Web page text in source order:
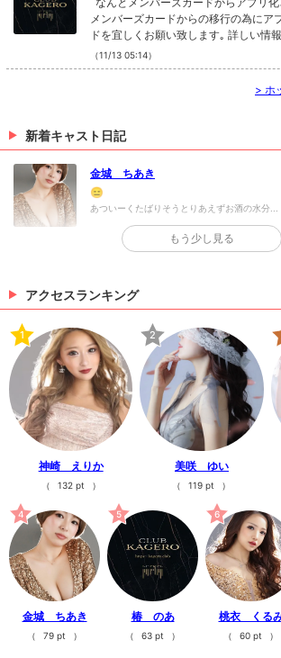
ステムなどたくさんございます❗️❗️一
は全額日払い制になっており体験時の
0,000円⭐️ 只今CLUB KAGERO
方・経験者の方ともに積極的に採用中
く夜職をしたことがない未経験の女の
レンジしたい女の子わからないことだ
面やシフトなど働きやすい環境だと自
当店にしかないSSコンシェルジュシス
❗️❗️（未経験だけど夜職に興味がある
やすいお店を探している子）(副業でお
（夜の時間を有効活用したい子）（今
ている子、悩んでいる子ぜひCLUB
へ❗️❗️気になった方、質問等は★求
間受付対応しておりますので皆様のご
MSでもOK)
メンバーズカードからの移行の為にア
ドを宜しくお願い致します｡ 詳しい情
embers.com/about.htmlをご覧ください❗️ 今ま
用されていたメンバーズカードがご利
ました。メンバーズカードの代わりに
Androidにも対応しております❗️アプ
来店時に店舗スタッフから詳しくご説
ってあるポイントを加入したアプリへ
可能でございます❗️アプリ加入時に、
トを移行する事も可能でございます❗️
スト情報や店舗情報も更新しており随
けます❗️アプリへのご加入いただけれ
（11/13 05:14）
> ホ
新着キャスト日記
金城 ちあき
😑
あついーくたばりそうとりあえずお酒の水分...
もう少し見る
アクセスランキング
1
神崎 えりか
（ 132 pt ）
2
美咲 ゆい
（ 119 pt ）
4
金城 ちあき
（ 79 pt ）
5
椿 のあ
（ 63 pt ）
6
桃衣 くる
（ 60 pt ）